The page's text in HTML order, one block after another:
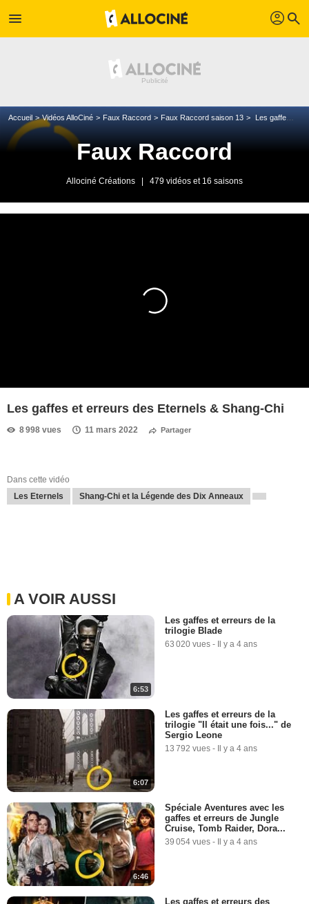
menu profil search
Accueil Vidéos AlloCiné Faux Raccord Faux Raccord saison 13 Les gaffes et erreurs des Eternels & Shang-Chi
Faux Raccord
Allociné Créations 479 vidéos et 16 saisons
Les gaffes et erreurs des Eternels & Shang-Chi
8 998 vues 11 mars 2022 Partager
Dans cette vidéo
Les Eternels
Shang-Chi et la Légende des Dix Anneaux
A VOIR AUSSI
6:53
Les gaffes et erreurs de la
trilogie Blade
63 020 vues - Il y a 4 ans
6:07
Les gaffes et erreurs de la
trilogie "Il était une fois..." de
Sergio Leone
13 792 vues - Il y a 4 ans
6:46
Spéciale Aventures avec les
gaffes et erreurs de Jungle
Cruise, Tomb Raider, Dora...
39 054 vues - Il y a 4 ans
Les gaffes et erreurs des